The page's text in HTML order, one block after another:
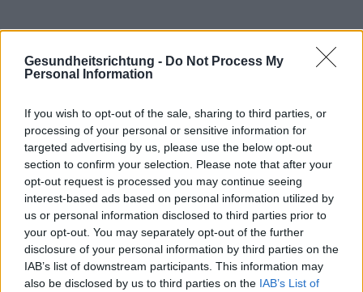
Gesundheitsrichtung - Do Not Process My
Personal Information
If you wish to opt-out of the sale, sharing to third parties, or
processing of your personal or sensitive information for
targeted advertising by us, please use the below opt-out
section to confirm your selection. Please note that after your
opt-out request is processed you may continue seeing
interest-based ads based on personal information utilized by
us or personal information disclosed to third parties prior to
your opt-out. You may separately opt-out of the further
disclosure of your personal information by third parties on the
IAB’s list of downstream participants. This information may
also be disclosed by us to third parties on the IAB’s List of
Interessant? Teilen sie es auf Facebook!